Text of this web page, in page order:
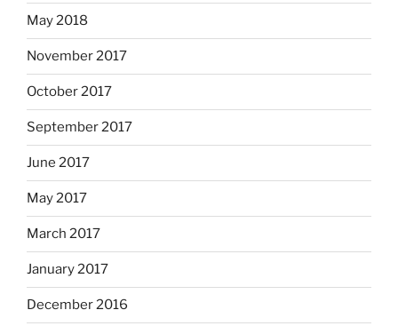
May 2018
November 2017
October 2017
September 2017
June 2017
May 2017
March 2017
January 2017
December 2016